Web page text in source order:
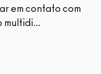
em contato com
multidi...